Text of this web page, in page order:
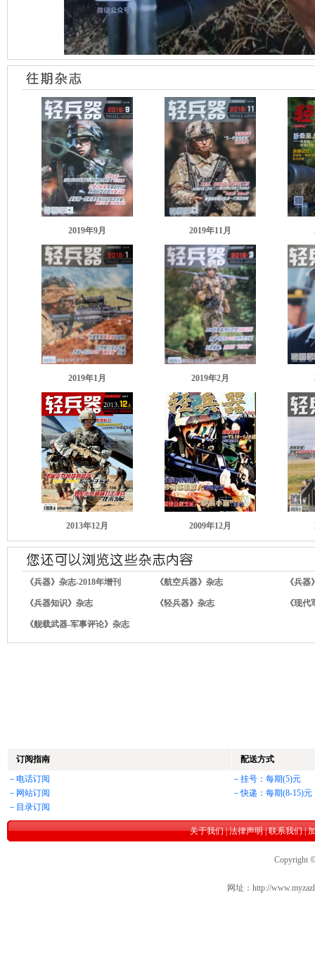
2019年9月 2019年11月
2019年1月 2019年2月
2013年12月 2009年12月
《兵器》杂志-2018年增刊 《航空兵器》杂志 《兵
《兵器知识》杂志 《轻兵器》杂志 《现
《舰载武器-军事评论》杂志